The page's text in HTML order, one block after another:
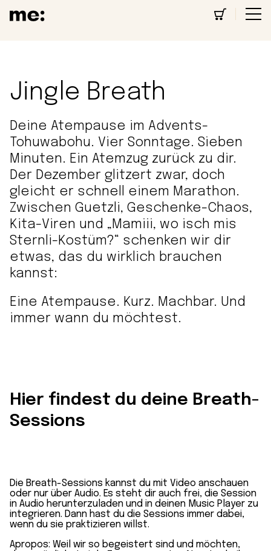
Jingle Breath
Deine Atempause im Advents-
Tohuwabohu. Vier Sonntage. Sieben
Minuten. Ein Atemzug zurück zu dir.
Der Dezember glitzert zwar, doch
gleicht er schnell einem Marathon.
Zwischen Guetzli, Geschenke-Chaos,
Kita-Viren und „Mamiii, wo isch mis
Sternli-Kostüm?“ schenken wir dir
etwas, das du wirklich brauchen
kannst:
Eine Atempause. Kurz. Machbar. Und
immer wann du möchtest.
Hier findest du deine Breath-
Sessions
Die Breath-Sessions kannst du mit Video anschauen
oder nur über Audio. Es steht dir auch frei, die Session
in Audio herunterzuladen und in deinen Music Player zu
integrieren. Dann hast du die Sessions immer dabei,
wenn du sie praktizieren willst.
Apropos: Weil wir so begeistert sind und möchten,